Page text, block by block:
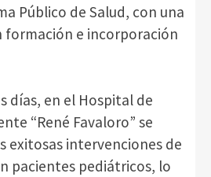
Público de Salud, con una
formación e incorporación
días, en el Hospital de
“René Favaloro” se
exitosas intervenciones de
pacientes pediátricos, lo